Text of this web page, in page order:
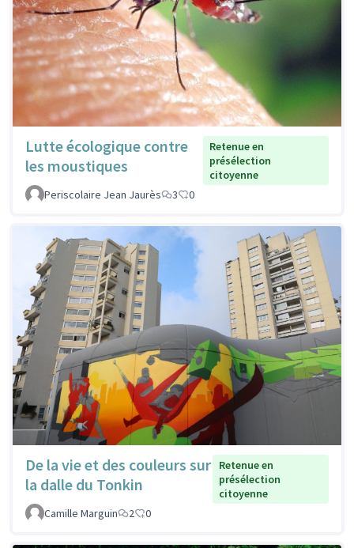
Lutte écologique contre
les moustiques
Retenue en
présélection
citoyenne
Periscolaire Jean Jaurès
3 0
De la vie et des couleurs sur
la dalle du Tonkin
Retenue en
présélection
citoyenne
Camille Marguin
2 0